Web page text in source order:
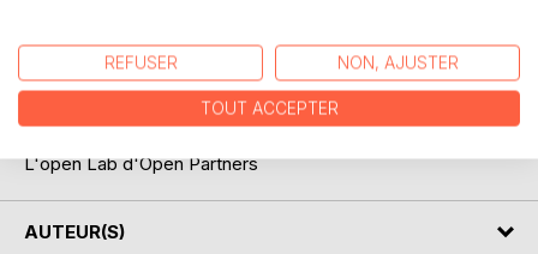
gagné notre pari, renouvelé chaque année.
C'est à vous, lecteur, qu'appartient la réponse à cette
L'open Lab d'Open Partners
AUTEUR(S)
REFUSER NON, AJUSTER
TOUT ACCEPTER